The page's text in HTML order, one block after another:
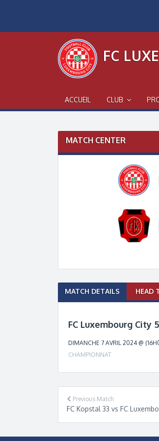
FC
ACCUEIL CLUB
MATCH CENTER
MATCH DETAILS HEAD
FC Luxembourg City
DIMANCHE 7 AVRIL 2024 @
CHAMPIONNAT
Match
navigation
Previous Match
FC Kopstal 33 vs FC